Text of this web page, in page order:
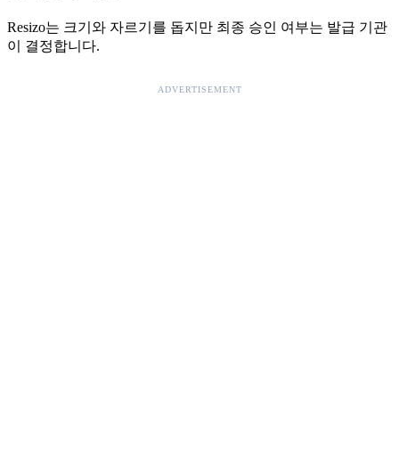
Resizo는 크기와 자르기를 돕지만 최종 승인 여부는 발급 기관
이 결정합니다.
ADVERTISEMENT